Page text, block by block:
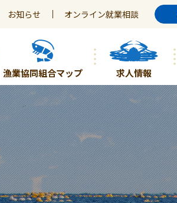
漁業協同組合マップ 求人情報
お知らせ オンライン就業相談